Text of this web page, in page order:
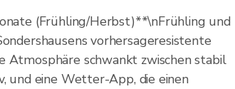
(Frühling/Herbst)**\nFrühling und
vorhersageresistente
Atmosphäre schwankt zwischen stabil
und eine Wetter-App, die einen